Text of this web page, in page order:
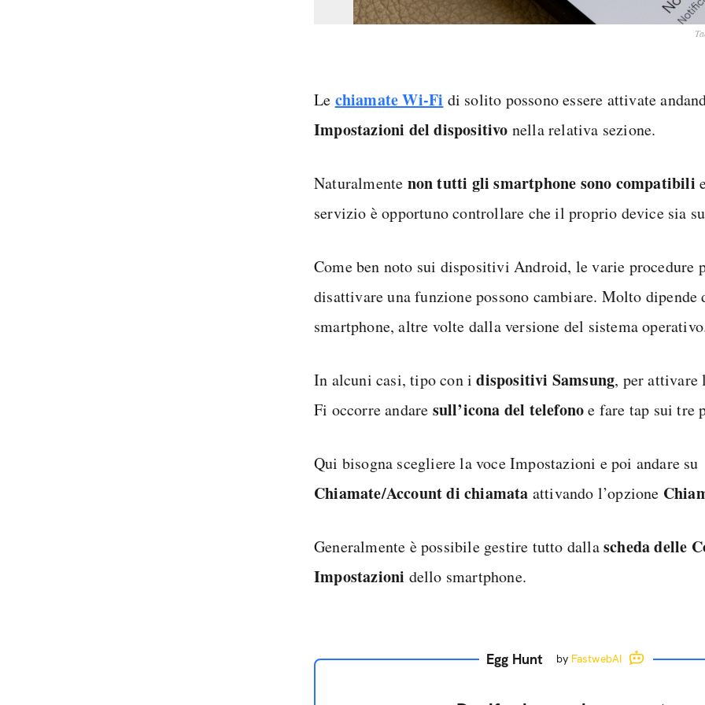
Le chiamate Wi-Fi di solito possono essere attivate
Impostazioni del dispositivo nella relativa sezione.
Naturalmente non tutti gli smartphone sono compatibili
servizio è opportuno controllare che il proprio device sia
Come ben noto sui dispositivi Android, le varie procedure
disattivare una funzione possono cambiare. Molto dipende
smartphone, altre volte dalla versione del sistema
In alcuni casi, tipo con idispositivi Samsung, per attivare
Fi occorre andare sull’icona del telefonoe fare tap sui tre
Qui bisogna scegliere la voce Impostazioni e poi andare su
Chiamate/Account di chiamata attivando l’opzione
Generalmente è possibile gestire tutto dallascheda delle
Impostazioni dello smartphone.
Egg Hunt by FastwebAI